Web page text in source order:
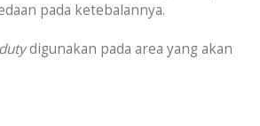
pada ketebalannya.
digunakan pada area yang akan